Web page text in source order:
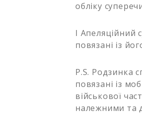
обліку
І Апеляційний
повязані із
P.S. Родзинка
повязані із
військової
належними та